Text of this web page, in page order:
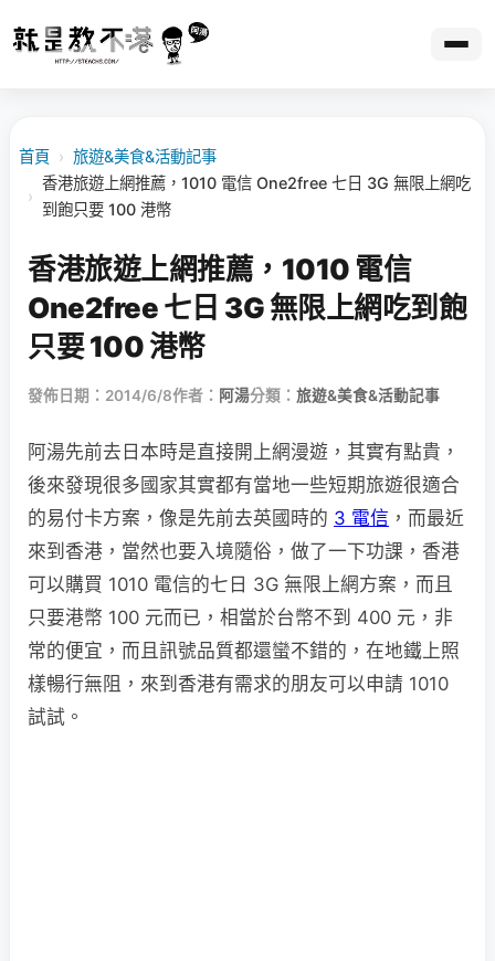
首頁 › 旅遊&美食&活動記事
›
香港旅遊上網推薦，1010 電信 One2free 七日 3G 無限上網吃
到飽只要 100 港幣
香港旅遊上網推薦，1010 電信
One2free 七日 3G 無限上網吃到飽
只要 100 港幣
發佈日期：2014/6/8作者： 阿湯分類： 旅遊&美食&活動記事
阿湯先前去日本時是直接開上網漫遊，其實有點貴，
後來發現很多國家其實都有當地一些短期旅遊很適合
的易付卡方案，像是先前去英國時的 3 電信 ，而最近
來到香港，當然也要入境隨俗，做了一下功課，香港
可以購買 1010 電信的七日 3G 無限上網方案，而且
只要港幣 100 元而已，相當於台幣不到 400 元，非
常的便宜，而且訊號品質都還蠻不錯的，在地鐵上照
樣暢行無阻，來到香港有需求的朋友可以申請 1010
試試。